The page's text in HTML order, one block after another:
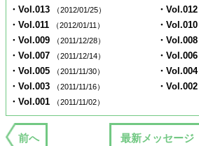
・Vol.013 （2012/01/25） ・Vol.012
・Vol.011 （2012/01/11） ・Vol.010
・Vol.009 （2011/12/28） ・Vol.008
・Vol.007 （2011/12/14） ・Vol.006
・Vol.005 （2011/11/30） ・Vol.004
・Vol.003 （2011/11/16） ・Vol.002
・Vol.001 （2011/11/02）
前へ 最新メッセージ